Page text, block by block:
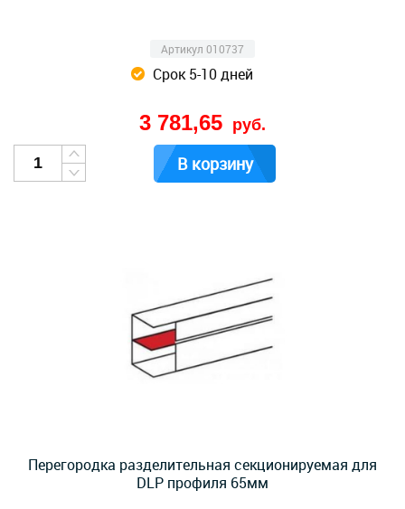
Артикул 010737
Срок 5-10 дней
3 781,65 руб.
В корзину
Перегородка разделительная секционируемая для
DLP профиля 65мм